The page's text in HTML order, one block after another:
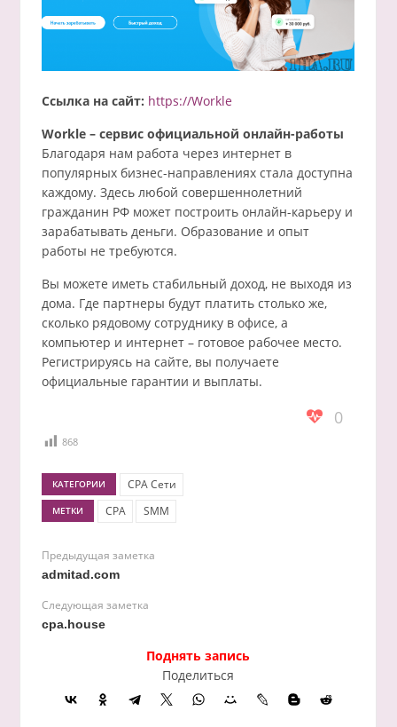
Ссылка на сайт: https://Workle
Workle – сервис официальной онлайн-работы
Благодаря нам работа через интернет в
популярных бизнес-направлениях стала доступна
каждому. Здесь любой совершеннолетний
гражданин РФ может построить онлайн-карьеру и
зарабатывать деньги. Образование и опыт
работы не требуются.
Вы можете иметь стабильный доход, не выходя из
дома. Где партнеры будут платить столько же,
сколько рядовому сотруднику в офисе, а
компьютер и интернет – готовое рабочее место.
Регистрируясь на сайте, вы получаете
официальные гарантии и выплаты.
0
868
КАТЕГОРИИ CPA Сети
МЕТКИ CPA SMM
Предыдущая заметка
admitad.com
Следующая заметка
cpa.house
Поднять запись
Поделиться